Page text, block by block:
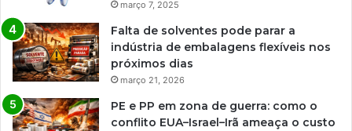
março 7, 2025
Falta de solventes pode parar a
indústria de embalagens flexíveis nos
próximos dias
março 21, 2026
PE e PP em zona de guerra: como o
conflito EUA–Israel–Irã ameaça o custo